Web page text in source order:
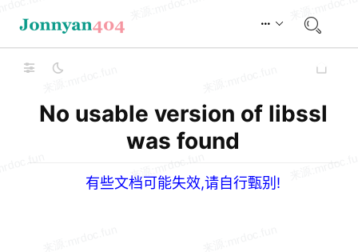
No usable version of libssl
was found
有些文档可能失效,请自行甄别!